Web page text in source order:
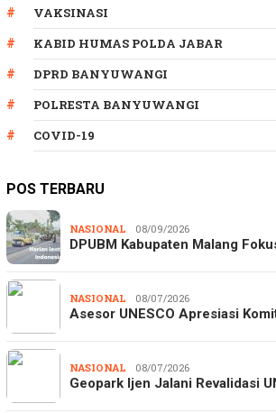
VAKSINASI
KABID HUMAS POLDA JABAR
DPRD BANYUWANGI
POLRESTA BANYUWANGI
COVID-19
POS TERBARU
NASIONAL 08/09/2026
DPUBM Kabupaten Malang
NASIONAL 08/07/2026
Asesor UNESCO Apresiasi
NASIONAL 08/07/2026
Geopark Ijen Jalani Revalidasi